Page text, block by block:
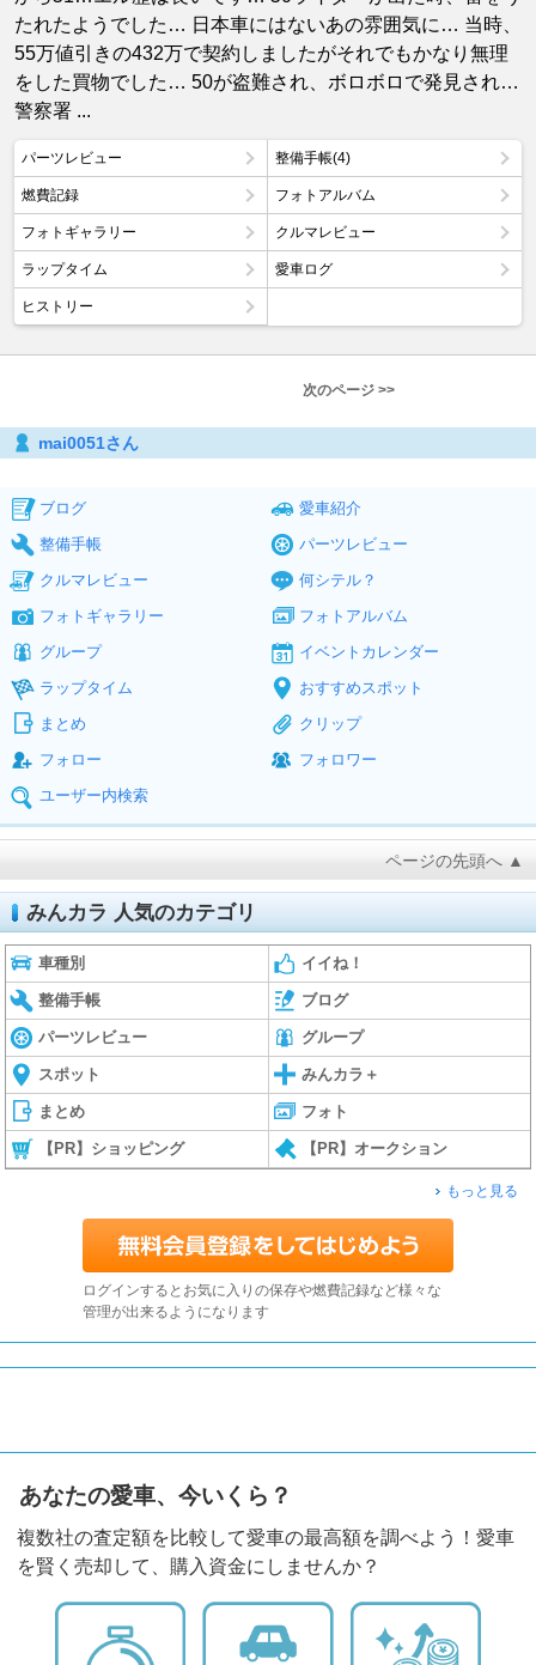
たれたようでした… 日本車にはないあの雰囲気に… 当時、
55万値引きの432万で契約しましたがそれでもかなり無理
をした買物でした… 50が盗難され、ボロボロで発見され…
警察署 ...
パーツレビュー 整備手帳(4)
燃費記録 フォトアルバム
フォトギャラリー クルマレビュー
ラップタイム 愛車ログ
ヒストリー
次のページ >>
mai0051さん
ブログ
愛車紹介
整備手帳
パーツレビュー
クルマレビュー
何シテル？
フォトギャラリー
フォトアルバム
グループ
イベントカレンダー
ラップタイム
おすすめスポット
まとめ
クリップ
フォロー
フォロワー
ユーザー内検索
ページの先頭へ ▲
みんカラ 人気のカテゴリ
車種別 イイね！
整備手帳 ブログ
パーツレビュー グループ
スポット みんカラ＋
まとめ フォト
【PR】ショッピング 【PR】オークション
もっと見る
ログインするとお気に入りの保存や燃費記録など様々な
管理が出来るようになります
あなたの愛車、今いくら？
複数社の査定額を比較して愛車の最高額を調べよう！愛車
を賢く売却して、購入資金にしませんか？